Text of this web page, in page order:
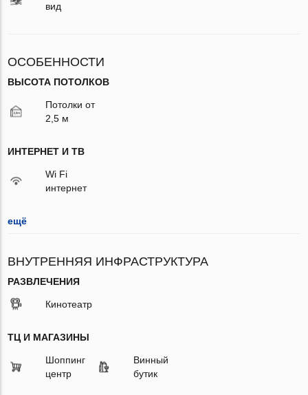
вид
ОСОБЕННОСТИ
ВЫСОТА ПОТОЛКОВ
Потолки от
2,5 м
ИНТЕРНЕТ И ТВ
Wi Fi
интернет
ещё
ВНУТРЕННЯЯ ИНФРАСТРУКТУРА
РАЗВЛЕЧЕНИЯ
Кинотеатр
ТЦ И МАГАЗИНЫ
Шоппинг
центр
Винный
бутик